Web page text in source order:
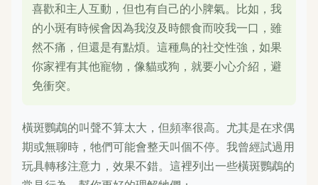
喜歡和主人互動，但也有自己的小脾氣。比如，我
的小斑有時候會因為我沒及時餵食而咬我一口，雖
然不痛，但還是有點煩。這種鳥的社交性強，如果
你家裡有其他寵物，像貓或狗，就要小心介紹，避
免衝突。
橫斑鸚鵡的叫聲不算太大，但頻率很高。尤其是在求偶
期或無聊時，牠們可能會整天叫個不停。我曾經試過用
玩具轉移注意力，效果不錯。這裡列出一些橫斑鸚鵡的